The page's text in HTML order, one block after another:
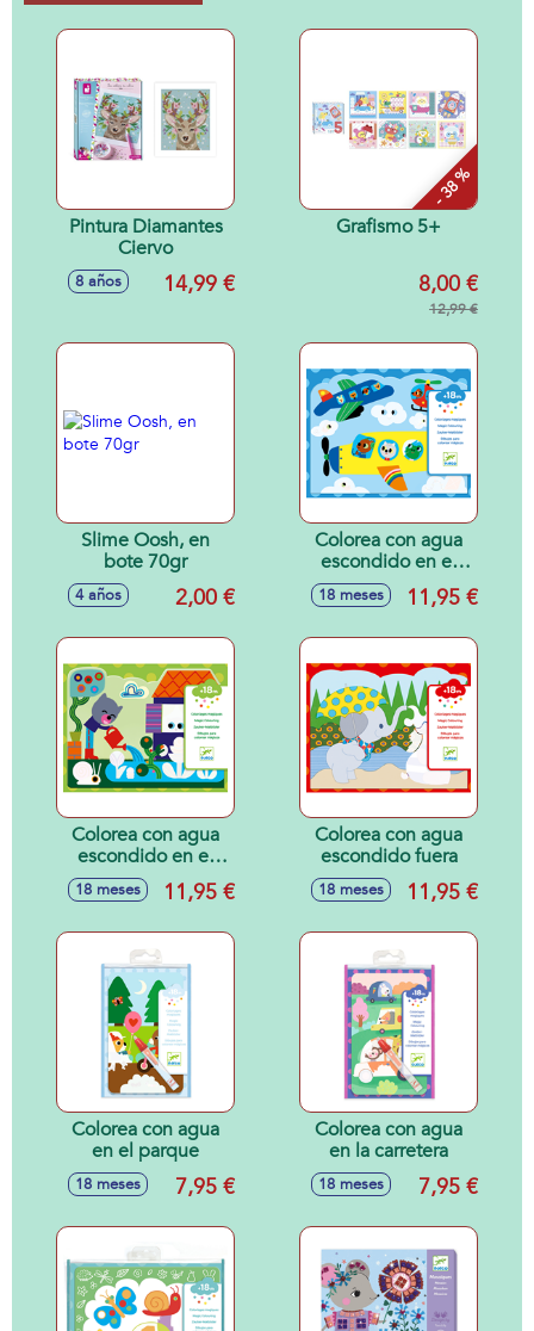
Pintura Diamantes
Ciervo
8 años 14,99 €
- 38 %
Grafismo 5+
8,00 €
12,99 €
Slime Oosh, en
bote 70gr
4 años 2,00 €
Colorea con agua
escondido en el
cielo
18 meses 11,95 €
Colorea con agua
escondido en el
jardín
18 meses 11,95 €
Colorea con agua
escondido fuera
18 meses 11,95 €
Colorea con agua
en el parque
18 meses 7,95 €
Colorea con agua
en la carretera
18 meses 7,95 €